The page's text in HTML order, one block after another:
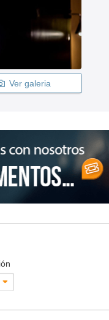
Ver galeria